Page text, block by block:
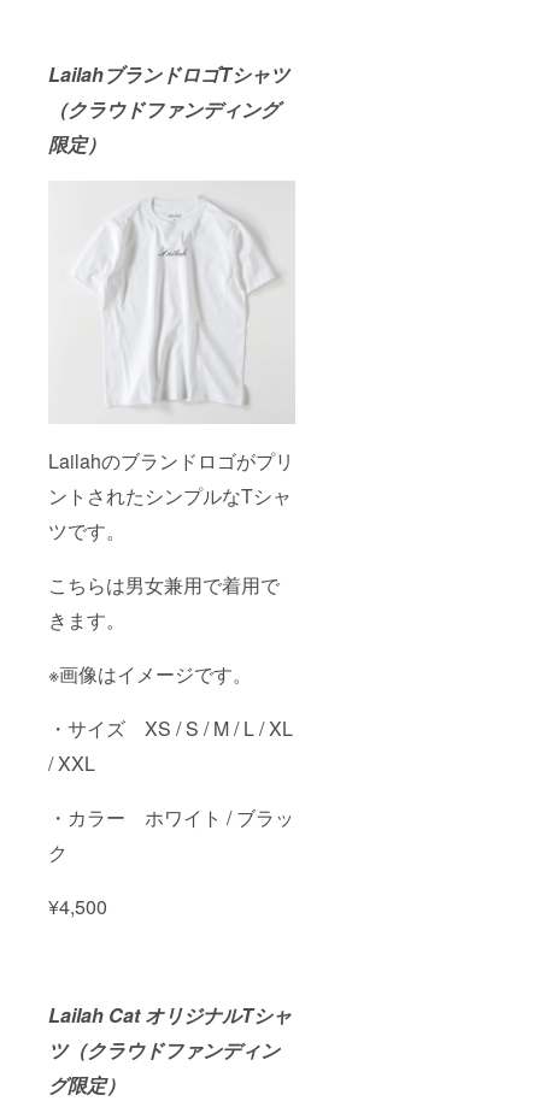
LailahブランドロゴTシャツ
（クラウドファンディング
限定）
Lailahのブランドロゴがプリ
ントされたシンプルなTシャ
ツです。
こちらは男女兼用で着用で
きます。
※画像はイメージです。
・サイズ XS / S / M / L / XL
/ XXL
・カラー ホワイト / ブラッ
ク
¥4,500
Lailah Cat オリジナルTシャ
ツ（クラウドファンディン
グ限定）